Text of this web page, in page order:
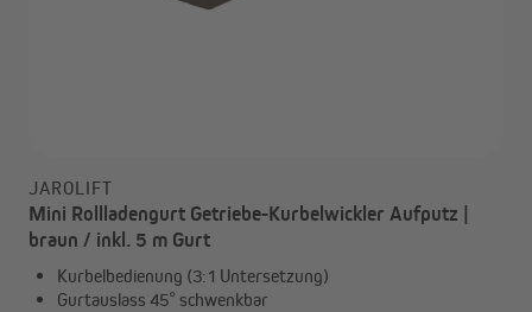
JAROLIFT
Mini Rollladengurt Getriebe-Kurbelwickler Aufputz |
braun / inkl. 5 m Gurt
Kurbelbedienung (3:1 Untersetzung)
Gurtauslass 45° schwenkbar